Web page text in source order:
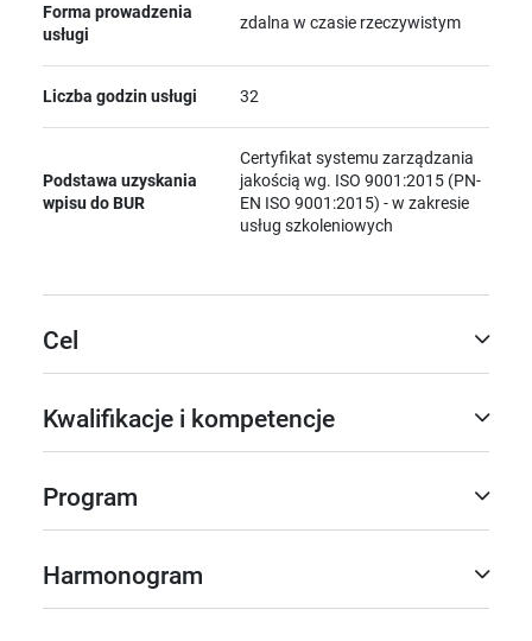
Forma prowadzenia
usługi
zdalna w czasie rzeczywistym
Liczba godzin usługi 32
Podstawa uzyskania
wpisu do BUR
Certyfikat systemu zarządzania
jakością wg. ISO 9001:2015 (PN-
EN ISO 9001:2015) - w zakresie
usług szkoleniowych
Cel
Kwalifikacje i kompetencje
Program
Harmonogram